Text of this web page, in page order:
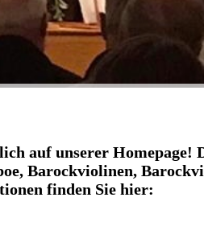
auf unserer Homepage!
Barockviolinen,
finden Sie hier: